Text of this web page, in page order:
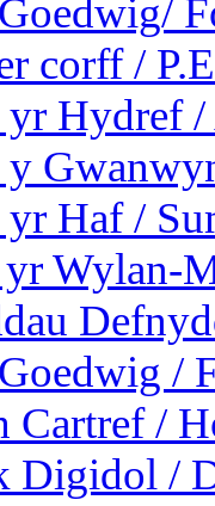
corff /
Hydref
Haf /
Wylan-
/
Cartref /
Digidol /